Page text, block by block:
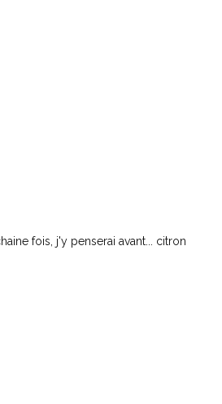
fois, j'y penserai avant... citron